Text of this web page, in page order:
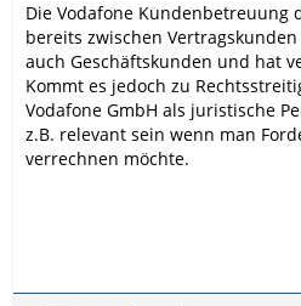
Die Vodafone
bereits zwischen
auch Geschäftskunden und hat
Kommt es jedoch zu
Vodafone GmbH als juristische
z.B. relevant sein wenn man
verrechnen möchte.